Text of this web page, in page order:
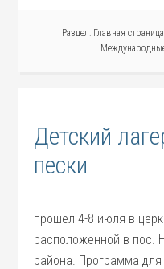
Раздел: Главная страница
Детский
пески
прошёл 4-8 июля в
расположенной в пос.
района. Программа